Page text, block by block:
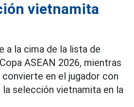
vietnamita
a la cima de la lista de
ASEAN 2026, mientras
convierte en el jugador con
selección vietnamita en la